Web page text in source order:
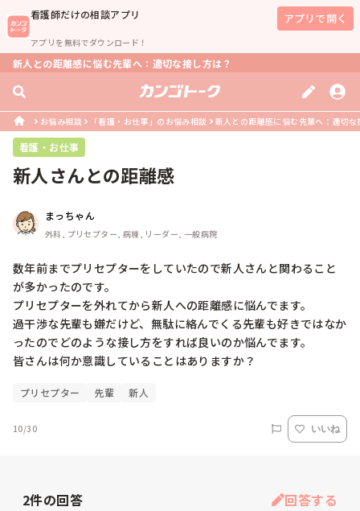
看護師だけの相談アプリ
アプリを無料でダウンロード！
アプリで開く
新人との距離感に悩む先輩へ：適切な接し方は？
お悩み相談 「看護・お仕事」のお悩み相談 新人との距離感に悩む先輩へ：適切な
看護・お仕事
新人さんとの距離感
まっちゃん
外科, プリセプター, 病棟, リーダー, 一般病院
数年前までプリセプターをしていたので新人さんと関わること
が多かったのです。
プリセプターを外れてから新人への距離感に悩んでます。
過干渉な先輩も嫌だけど、無駄に絡んでくる先輩も好きではなか
ったのでどのような接し方をすれば良いのか悩んでます。
皆さんは何か意識していることはありますか？
プリセプター 先輩 新人
10/30 いいね
2件の回答 回答する